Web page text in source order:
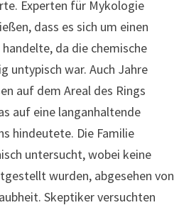
Experten für Mykologie
dass es sich um einen
da die chemische
untypisch war. Auch Jahre
auf dem Areal des Rings
auf eine langanhaltende
hindeutete. Die Familie
untersucht, wobei keine
wurden, abgesehen von
Skeptiker versuchten